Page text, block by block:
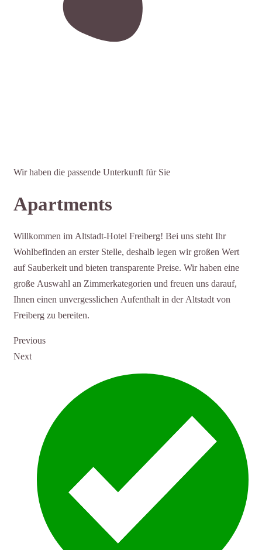
Wir haben die passende Unterkunft für Sie
Apartments
Willkommen im Altstadt-Hotel Freiberg! Bei uns steht Ihr
Wohlbefinden an erster Stelle, deshalb legen wir großen Wert
auf Sauberkeit und bieten transparente Preise. Wir haben eine
große Auswahl an Zimmerkategorien und freuen uns darauf,
Ihnen einen unvergesslichen Aufenthalt in der Altstadt von
Freiberg zu bereiten.
Previous
Next